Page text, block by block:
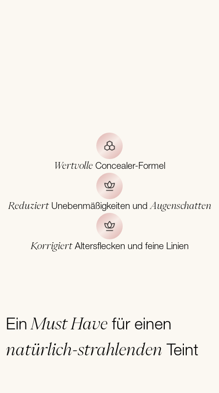
Wertvolle Concealer-Formel
ReduziertUnebenmäßigkeiten undAugenschatten
KorrigiertAltersflecken und feine Linien
Ein Must Have für einen
natürlich-strahlenden Teint